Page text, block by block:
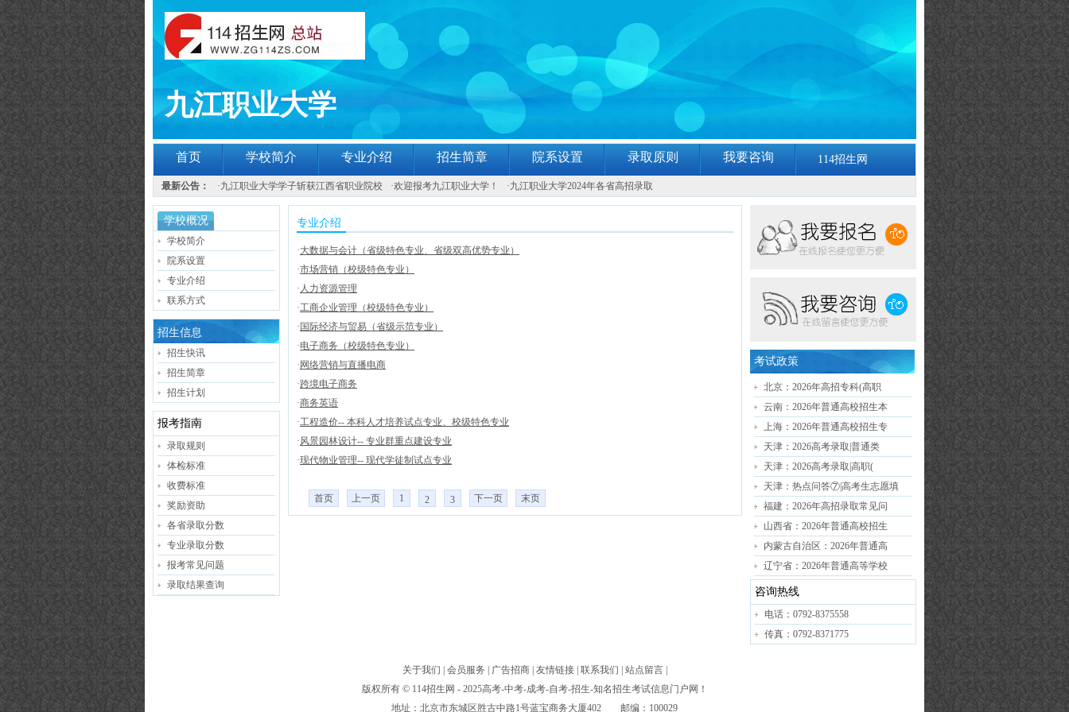
九江职业大学
首页 学校简介 专业介绍 招生简章 院系设置 录取原则 我要咨询 114招生网
最新公告： ·九江职业大学学子斩获江西省职业院校 ·欢迎报考九江职业大学！ ·九江职业大学2024年各省高招录取
学校概况
学校简介
院系设置
专业介绍
联系方式
招生信息
招生快讯
招生简章
招生计划
报考指南
录取规则
体检标准
收费标准
奖励资助
各省录取分数
专业录取分数
报考常见问题
录取结果查询
专业介绍
·大数据与会计（省级特色专业、省级双高优势专业）
·市场营销（校级特色专业）
· 人力资源管理
·工商企业管理（校级特色专业）
· 国际经济与贸易（省级示范专业）
·电子商务（校级特色专业）
· 网络营销与直播电商
·跨境电子商务
·商务英语
·工程造价-- 本科人才培养试点专业、校级特色专业
·风景园林设计-- 专业群重点建设专业
·现代物业管理-- 现代学徒制试点专业
首页 上一页 1 2 3 下一页 末页
考试政策
北京：2026年高招专科(高职
云南：2026年普通高校招生本
上海：2026年普通高校招生专
天津：2026高考录取|普通类
天津：2026高考录取|高职(
天津：热点问答⑦|高考生志愿填
福建：2026年高招录取常见问
山西省：2026年普通高校招生
内蒙古自治区：2026年普通高
辽宁省：2026年普通高等学校
咨询热线
电话：0792-8375558
传真：0792-8371775
关于我们 会员服务 广告招商| 友情链接| 联系我们 站点留言|
版权所有 © 114招生网 - 2025高考-中考-成考-自考-招生-知名招生考试信息门户网！
地址：北京市东城区胜古中路1号蓝宝商务大厦402 邮编：100029